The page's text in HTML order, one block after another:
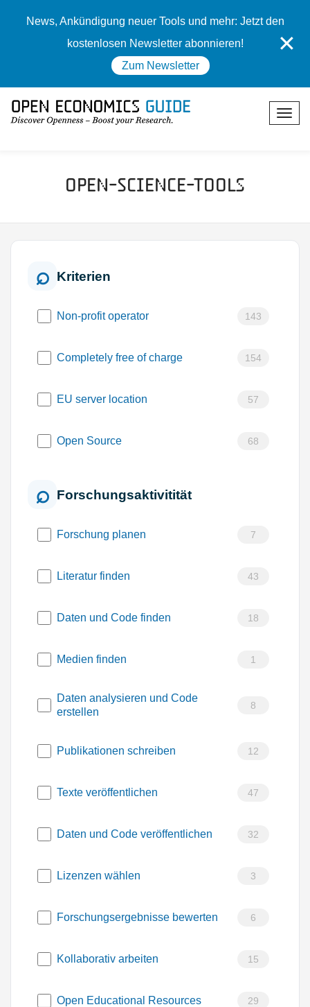
News, Ankündigung neuer Tools und mehr: Jetzt den
kostenlosen Newsletter abonnieren!
Zum Newsletter
✕
Open-Science-Tools
Kriterien
Non-profit operator 143
Completely free of charge 154
EU server location 57
Open Source 68
Forschungsaktivitität
Forschung planen 7
Literatur finden 43
Daten und Code finden 18
Medien finden 1
Daten analysieren und Code
erstellen
8
Publikationen schreiben 12
Texte veröffentlichen 47
Daten und Code veröffentlichen 32
Lizenzen wählen 3
Forschungsergebnisse bewerten 6
Kollaborativ arbeiten 15
Open Educational Resources 29